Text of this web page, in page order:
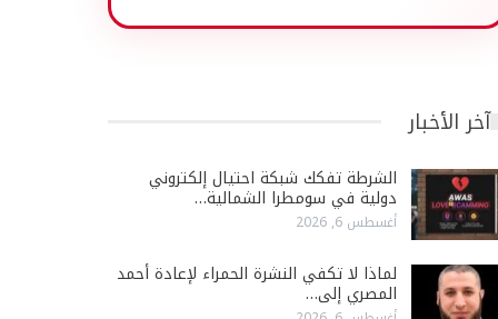
آخر الأخبار
الشرطة تفكك شبكة احتيال إلكتروني
دولية في سومطرا الشمالية…
أغسطس 6, 2026
لماذا لا تكفي النشرة الحمراء لإعادة أحمد
المصري إلى…